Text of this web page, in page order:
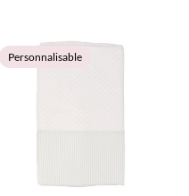
VOIR LE PRODUIT
Personnalisable